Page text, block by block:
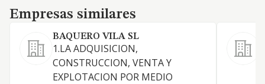
Empresas similares
Empresas similares
BAQUERO VILA SL
1.LA ADQUISICION,
CONSTRUCCION, VENTA Y
EXPLOTACION POR MEDIO